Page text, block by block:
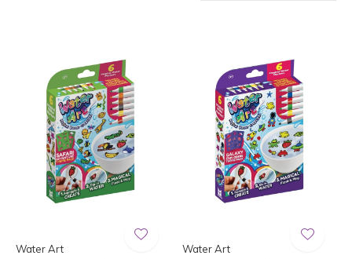
Water Art Water Art